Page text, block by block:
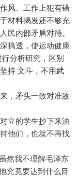
作风、工作上犯有错
材料揭发还不够充
民内部矛盾对待。
搞透，使运动健康
分析研究，区别
持 文斗，不用武
，矛头一致对准敌
立的学生抄下来油
他们，也就不再找
然我不理解毛泽东
究竟要达到什么目